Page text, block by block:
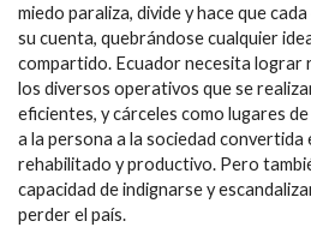
miedo paraliza, divide y hace que
su cuenta, quebrándose cualquier
compartido. Ecuador necesita lograr
los diversos operativos que se
eficientes, y cárceles como lugares
a la persona a la sociedad convertida
rehabilitado y productivo. Pero
capacidad de indignarse y
perder el país.